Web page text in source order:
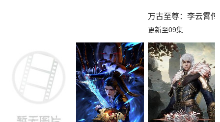
万古至尊：李云霄传
更新至09集